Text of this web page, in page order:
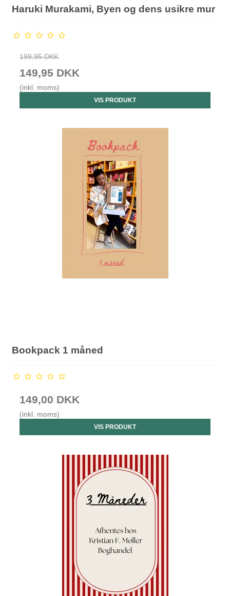
Haruki Murakami, Byen og dens usikre mur
199,95 DKK
149,95 DKK
(inkl. moms)
VIS PRODUKT
Bookpack 1 måned
149,00 DKK
(inkl. moms)
VIS PRODUKT